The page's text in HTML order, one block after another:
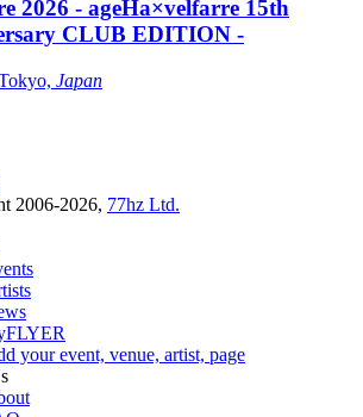
2026 - ageHa×velfarre 15th
CLUB EDITION -
Japan
2006-2026, 77hz Ltd.
your event, venue, artist, page